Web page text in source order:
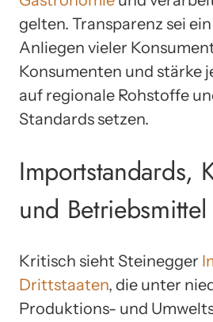
gelten. Transparenz sei
Anliegen vieler
Konsumenten und stärke
auf regionale Rohstoffe
Standards setzen.
Importstandards,
und Betriebsmittel
Kritisch sieht Steinegger
Drittstaaten, die unter
Produktions- und